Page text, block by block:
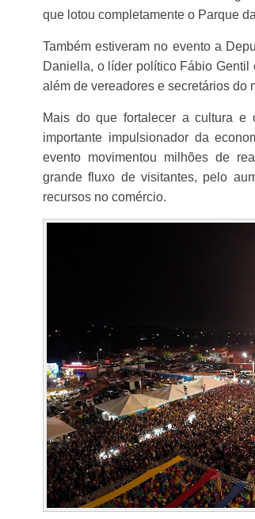
que lotou completamente o Parque
Também estiveram no evento a
Daniella, o líder político Fábio Gentil
além de vereadores e secretários do
Mais do que fortalecer a cultura
importante impulsionador da
evento movimentou milhões de
grande fluxo de visitantes, pelo
recursos no comércio.